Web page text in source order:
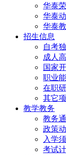
华泰
华泰
华泰
招生信息
自考
成人
国家
职业
在职
其它
教学教务
教务
政策
入学
考试